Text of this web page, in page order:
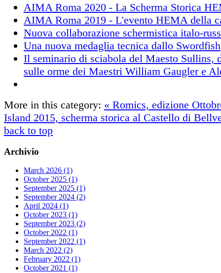
AIMA Roma 2020 - La Scherma Storica
AIMA Roma 2019 - L'evento HEMA della
Nuova collaborazione schermistica italo-
Una nuova medaglia tecnica dallo Swordfish
Il seminario di sciabola del Maesto Sullins,
sulle orme dei Maestri William Gaugler e
More in this category: « Romics, edizione
Island 2015, scherma storica al Castello di
back to top
Archivio
March 2026 (1)
October 2025 (1)
September 2025 (1)
September 2024 (2)
April 2024 (1)
October 2023 (1)
September 2023 (2)
October 2022 (1)
September 2022 (1)
March 2022 (2)
February 2022 (1)
October 2021 (1)